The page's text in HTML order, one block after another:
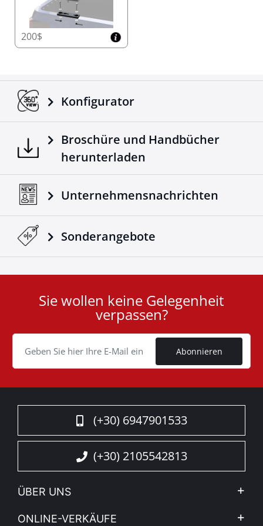
200$
Konfigurator
Broschüre und Handbücher
herunterladen
Unternehmensnachrichten
Sonderangebote
Cookie
Sie wollen keine Gelegenheit
verpassen?
Abonnieren
(+30) 6947901533
(+30) 2105542813
ÜBER UNS
Firma
ONLINE-VERKÄUFE